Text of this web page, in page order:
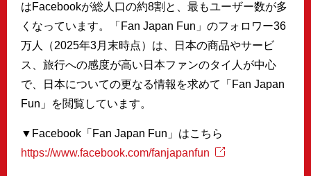
はFacebookが総人口の約8割と、最もユーザー数が多
くなっています。「Fan Japan Fun」のフォロワー36
万人（2025年3月末時点）は、日本の商品やサービ
ス、旅行への感度が高い日本ファンのタイ人が中心
で、日本についての更なる情報を求めて「Fan Japan
Fun」を閲覧しています。
▼Facebook「Fan Japan Fun」はこちら
https://www.facebook.com/fanjapanfun